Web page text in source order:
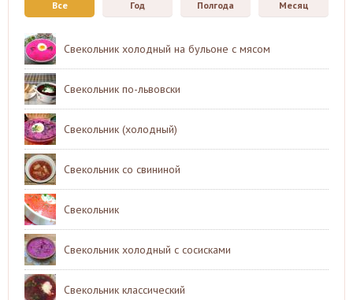
Все Год Полгода Месяц
Свекольник холодный на бульоне с мясом
Свекольник по-львовски
Свекольник (холодный)
Свекольник со свининой
Свекольник
Свекольник холодный с сосисками
Свекольник классический